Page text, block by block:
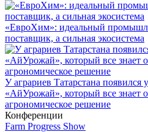
«ЕвроХим»: идеальный
поставщик, а сильная экосистема
У аграриев Татарстана
«АйУрожай», который все знает
агрономическое решение
Конференции
Farm Progress Show